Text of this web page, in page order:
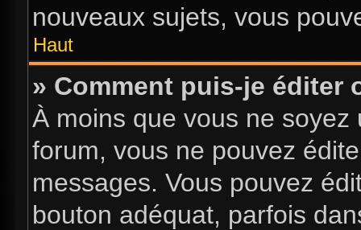
nouveaux sujets, vous
Haut
» Comment puis-je éditer
À moins que vous ne
forum, vous ne pouvez
messages. Vous pouvez
bouton adéquat, parfois